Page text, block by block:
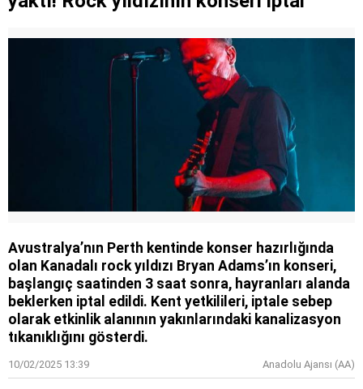
Avustralya’nın Perth kentinde konser hazırlığında
olan Kanadalı rock yıldızı Bryan Adams’ın konseri,
başlangıç saatinden 3 saat sonra, hayranları alanda
beklerken iptal edildi. Kent yetkilileri, iptale sebep
olarak etkinlik alanının yakınlarındaki kanalizasyon
tıkanıklığını gösterdi.
10/02/2025 13:39 Anadolu Ajansı (AA)